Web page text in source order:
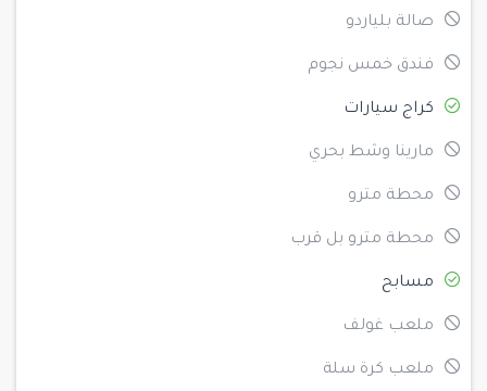
صالة بلياردو
فندق خمس نجوم
كراج سيارات
مارينا وشط بحري
محطة مترو
محطة مترو بل قرب
مسابح
ملعب غولف
ملعب كرة سلة